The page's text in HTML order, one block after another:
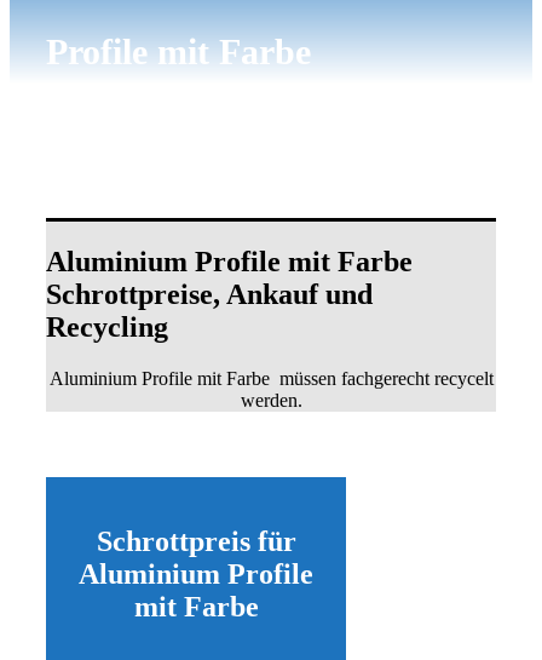
Profile mit Farbe
Aluminium Profile mit Farbe
Schrottpreise, Ankauf und
Recycling
Aluminium Profile mit Farbe müssen fachgerecht recycelt
werden.
Schrottpreis für
Aluminium Profile
mit Farbe